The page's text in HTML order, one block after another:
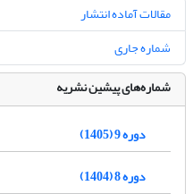
مقالات آماده انتشار
شماره جاری
شماره‌های پیشین نشریه
دوره 9 (1405)
دوره 8 (1404)